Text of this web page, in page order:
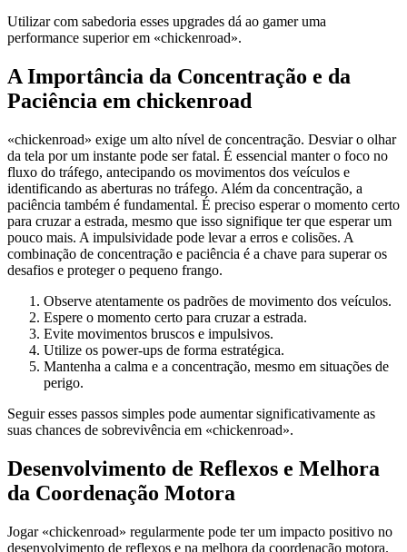
Utilizar com sabedoria esses upgrades dá ao gamer uma
performance superior em «chickenroad».
A Importância da Concentração e da
Paciência em chickenroad
«chickenroad» exige um alto nível de concentração. Desviar o olhar
da tela por um instante pode ser fatal. É essencial manter o foco no
fluxo do tráfego, antecipando os movimentos dos veículos e
identificando as aberturas no tráfego. Além da concentração, a
paciência também é fundamental. É preciso esperar o momento certo
para cruzar a estrada, mesmo que isso signifique ter que esperar um
pouco mais. A impulsividade pode levar a erros e colisões. A
combinação de concentração e paciência é a chave para superar os
desafios e proteger o pequeno frango.
Observe atentamente os padrões de movimento dos veículos.
Espere o momento certo para cruzar a estrada.
Evite movimentos bruscos e impulsivos.
Utilize os power-ups de forma estratégica.
Mantenha a calma e a concentração, mesmo em situações de
perigo.
Seguir esses passos simples pode aumentar significativamente as
suas chances de sobrevivência em «chickenroad».
Desenvolvimento de Reflexos e Melhora
da Coordenação Motora
Jogar «chickenroad» regularmente pode ter um impacto positivo no
desenvolvimento de reflexos e na melhora da coordenação motora.